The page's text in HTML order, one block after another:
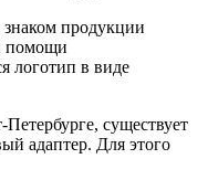
продукции
помощи
логотип в виде
существует
адаптер. Для этого